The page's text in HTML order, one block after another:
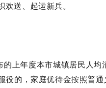
送、起运新兵。
的上年度本市城镇居民人
的，家庭优待金按照普通